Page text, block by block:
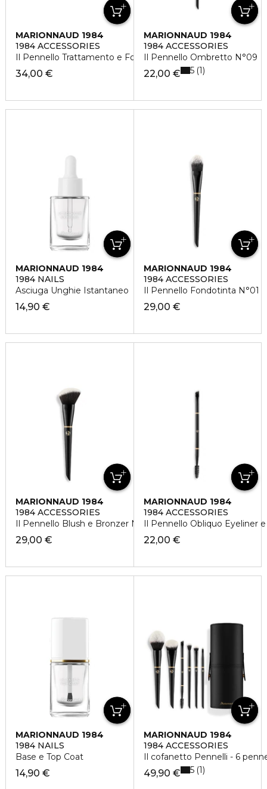
MARIONNAUD 1984
1984 ACCESSORIES
Il Pennello Trattamento e Fondotinta N°04
34,00 €
MARIONNAUD 1984
1984 ACCESSORIES
Il Pennello Ombretto N°09
22,00 € 5 1
MARIONNAUD 1984
1984 NAILS
Asciuga Unghie Istantaneo
14,90 €
MARIONNAUD 1984
1984 ACCESSORIES
Il Pennello Fondotinta N°01
29,00 €
MARIONNAUD 1984
1984 ACCESSORIES
Il Pennello Blush e Bronzer N°08
29,00 €
MARIONNAUD 1984
1984 ACCESSORIES
Il Pennello Obliquo Eyeliner
22,00 €
MARIONNAUD 1984
1984 NAILS
Base e Top Coat
14,90 €
MARIONNAUD 1984
1984 ACCESSORIES
Il cofanetto Pennelli - 6
49,90 € 5 1